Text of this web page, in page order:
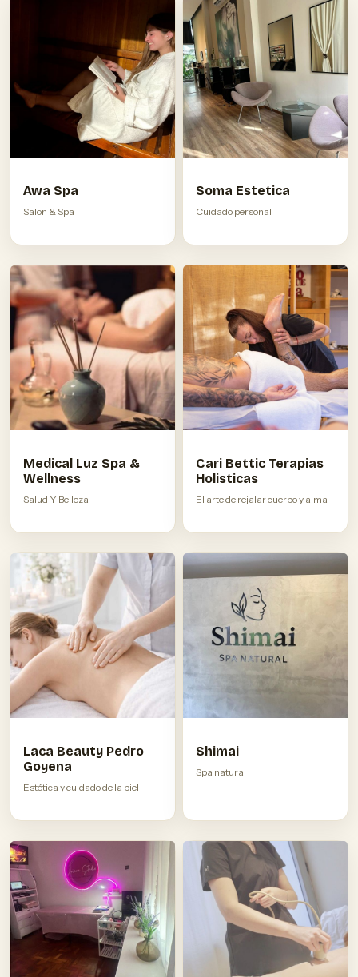
Awa Spa
Salon & Spa
Soma Estetica
Cuidado personal
Medical Luz Spa &
Wellness
Salud Y Belleza
Cari Bettic Terapias
Holisticas
El arte de rejalar cuerpo y alma
Laca Beauty Pedro
Goyena
Estética y cuidado de la piel
Shimai
Spa natural